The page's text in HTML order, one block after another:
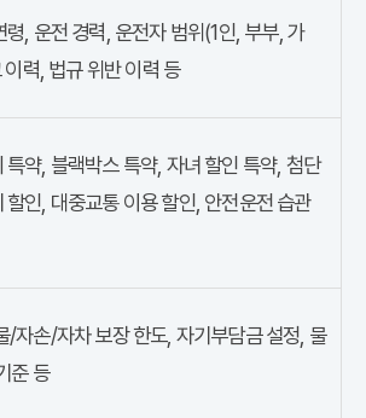
령, 운전 경력, 운전자 범위(1인, 부부, 가
이력, 법규 위반 이력 등
특약, 블랙박스 특약, 자녀 할인 특약, 첨단
할인, 대중교통 이용 할인, 안전운전 습관
/자손/자차 보장 한도, 자기부담금 설정, 물
준 등